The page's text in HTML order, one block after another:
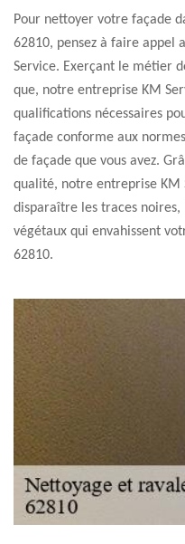
Pour nettoyer votre façade
62810, pensez à faire appel
Service. Exerçant le métier
que, notre entreprise KM
qualifications nécessaires
façade conforme aux
de façade que vous avez.
qualité, notre entreprise KM
disparaître les traces
végétaux qui envahissent
62810.